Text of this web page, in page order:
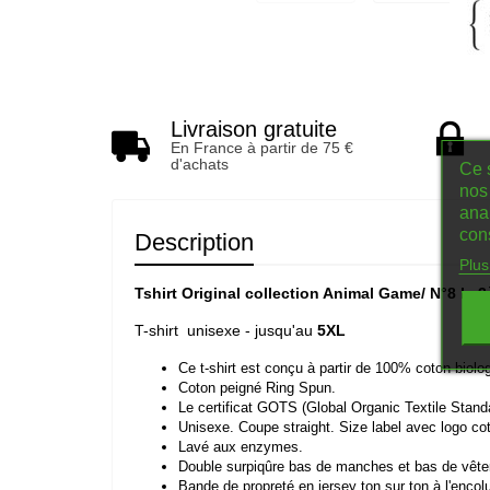
Livraison gratuite
En France à partir de 75 €
d'achats
Description
Tshirt Original collection Animal Game/ N°8 le
T-shirt unisexe - jusqu'au 5XL
Ce t-shirt est conçu à partir de 100% coton
Coton peigné Ring Spun.
Le certificat GOTS (Global Organic Textile
Unisexe. Coupe straight. Size label avec logo
Lavé aux enzymes.
Double surpiqûre bas de manches et bas de
Bande de propreté en jersey ton sur ton à
Ce